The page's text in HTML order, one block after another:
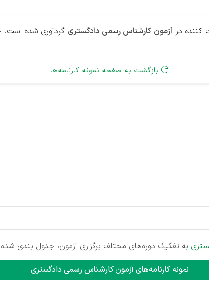
کننده در آزمون کارشناس رسمی دادگستری گردآوری شده
 بازگشت به صفحه نمونه کارنامه‌ها
به تفکیک دوره‌های مختلف برگزاری آزمون، جدول بندی
نمونه‌ کارنامه‌های آزمون کارشناس رسمی دادگستری